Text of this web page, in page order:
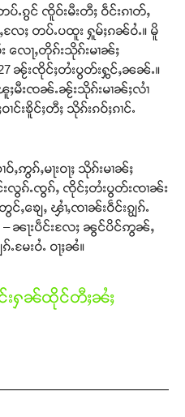
ႉၵွင် ၸိူဝ်းမီးတီႈ ဝဵင်းၵၢတ်ႇ
ႇလႄႈ တပ်ႉပထူး ႁူမ်ႈၵၼ်ဝႆႉ။ မိူ
လေႃႇတိုၵ်းသိုၵ်းမၢၼ်ႈ
ၼႂ်းၸိုင်ႈတႆးပွတ်းႁွင်ႇၼၼ်ႉ။
းၸၼ်ႉၼႂ်းသိုၵ်းမၢၼ်ႈလၢႆ
ၢင်းၶိူင်ႈတီႈ သိုၵ်းၵဝ်ႈၵၢင်ႉ
ဢွၵ်ႇမႃးဝႃႈ သိုၵ်းမၢၼ်ႈ
းလွၵ်ႉၸွၵ်ႇ ၸိုင်ႈတႆးပွတ်းၸၢၼ်း
ႇၶျေႇ ၾၢႆႇၸၢၼ်းဝဵင်းၵျွၵ်ႉ
– ၼႃးပဵင်းလႄႈ ၼွင်ပိင်ဢွၼ်ႇ
ႉမႄးဝႆႉ ဝႃႈၼႆ။
းႁၼ်ထိုင်တီႈၼႆႈ